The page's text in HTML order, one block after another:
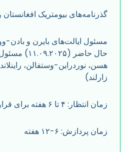
گذرنامه‌های بیومتریک
مسئول ایالت‌های بایرن و بادن-
حال حاضر
هسن، نوردراین-وستفالن،
زارلند)
زمان انتظار: ۴ تا ۶ هفته برای قرار ملاقات
زمان پردازش: ۶-۱۲ هفته